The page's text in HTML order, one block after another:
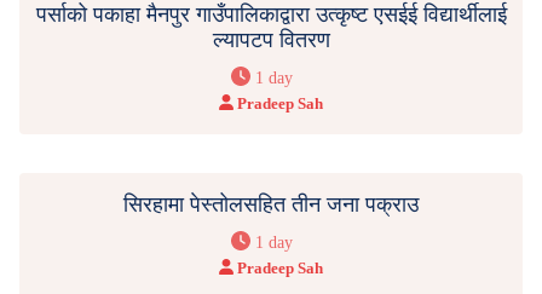
पर्साको पकाहा मैनपुर गाउँपालिकाद्वारा उत्कृष्ट एसईई विद्यार्थीलाई
ल्यापटप वितरण
1 day
Pradeep Sah
सिरहामा पेस्तोलसहित तीन जना पक्राउ
1 day
Pradeep Sah